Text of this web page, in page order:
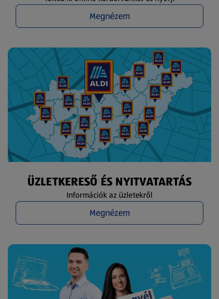
Megnézem
ÜZLETKERESŐ ÉS NYITVATARTÁS
Információk az üzletekről
Megnézem